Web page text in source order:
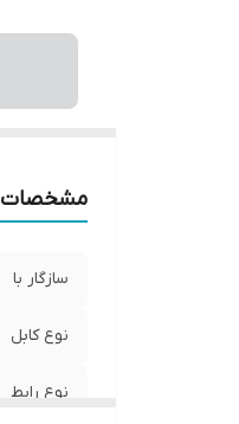
مشخصات
سازگار با
نوع کابل
نوع رابط